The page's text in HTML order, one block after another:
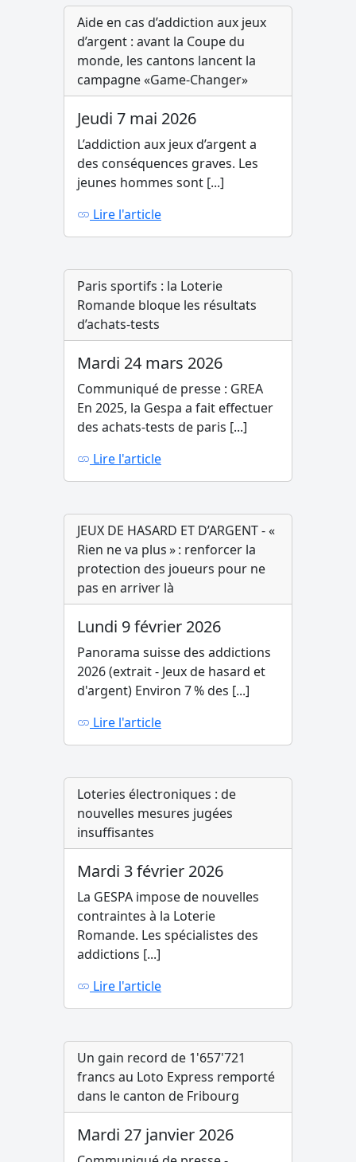
Aide en cas d’addiction aux jeux
d’argent : avant la Coupe du
monde, les cantons lancent la
campagne «Game-Changer»
Jeudi 7 mai 2026
L’addiction aux jeux d’argent a
des conséquences graves. Les
jeunes hommes sont [...]
Lire l'article
Paris sportifs : la Loterie
Romande bloque les résultats
d’achats-tests
Mardi 24 mars 2026
Communiqué de presse : GREA
En 2025, la Gespa a fait effectuer
des achats-tests de paris [...]
Lire l'article
JEUX DE HASARD ET D’ARGENT - «
Rien ne va plus » : renforcer la
protection des joueurs pour ne
pas en arriver là
Lundi 9 février 2026
Panorama suisse des addictions
2026 (extrait - Jeux de hasard et
d'argent) Environ 7 % des [...]
Lire l'article
Loteries électroniques : de
nouvelles mesures jugées
insuffisantes
Mardi 3 février 2026
La GESPA impose de nouvelles
contraintes à la Loterie
Romande. Les spécialistes des
addictions [...]
Lire l'article
Un gain record de 1'657'721
francs au Loto Express remporté
dans le canton de Fribourg
Mardi 27 janvier 2026